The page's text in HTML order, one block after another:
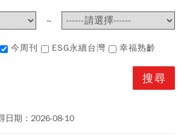
~
今周刊 ESG永續台灣 幸福熟齡
日期： 2026-08-10